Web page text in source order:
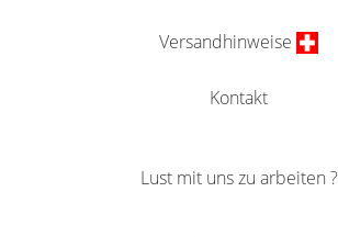
Versandhinweise
Kontakt
Lust mit uns zu arbeiten ?